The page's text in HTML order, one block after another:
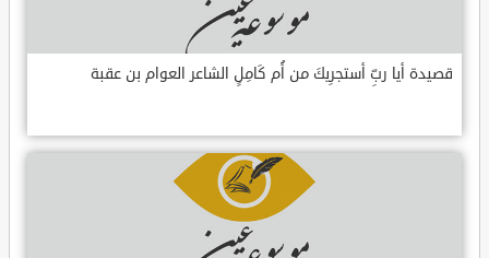
قصيدة أيا ربِّ أستجرِيكَ من أُم كَامِلٍ الشاعر العوام بن عقبة